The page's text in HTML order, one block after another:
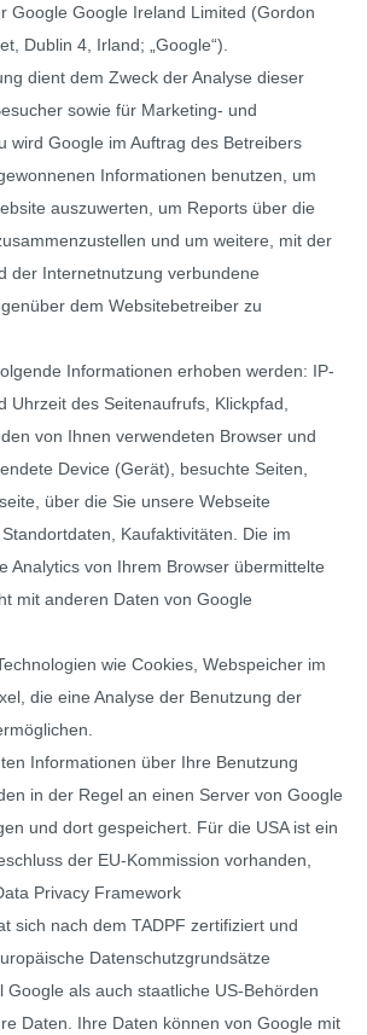
Google Google Ireland Limited (Gordon
Dublin 4, Irland; „Google“).
dient dem Zweck der Analyse dieser
sowie für Marketing- und
wird Google im Auftrag des Betreibers
Informationen benutzen, um
auszuwerten, um Reports über die
und um weitere, mit der
der Internetnutzung verbundene
dem Websitebetreiber zu
Informationen erhoben werden: IP-
Uhrzeit des Seitenaufrufs, Klickpfad,
von Ihnen verwendeten Browser und
Device (Gerät), besuchte Seiten,
über die Sie unsere Webseite
Kaufaktivitäten. Die im
Analytics von Ihrem Browser übermittelte
mit anderen Daten von Google
wie Cookies, Webspeicher im
die eine Analyse der Benutzung der
Informationen über Ihre Benutzung
in der Regel an einen Server von Google
und dort gespeichert. Für die USA ist ein
der EU-Kommission vorhanden,
Privacy Framework
sich nach dem TADPF zertifiziert und
Datenschutzgrundsätze
Google als auch staatliche US-Behörden
Daten. Ihre Daten können von Google mit